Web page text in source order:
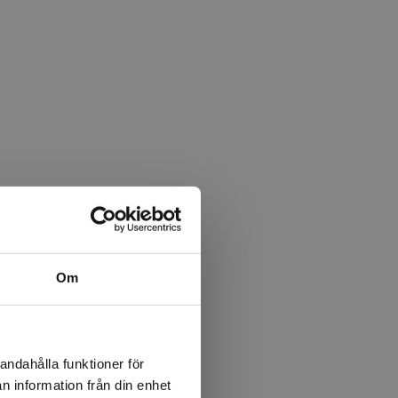
Om
funktioner för
information från din enhet